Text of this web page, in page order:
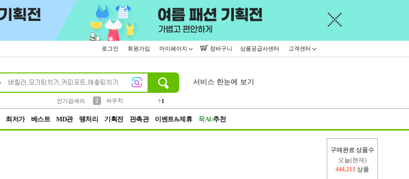
로그인 회원가입 마이페이지 장바구니 상품공급사센터 고객센터
인기검색어
2
파우치
1
서비스 한눈에 보기
최저가 베스트 MD관 땡처리 기획전 판촉관 이벤트&제휴 꾹AI:추천
구매완료 상품수
오늘(현재)
444,213 상품